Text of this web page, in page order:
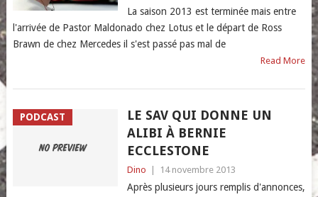
La saison 2013 est terminée mais entre
l'arrivée de Pastor Maldonado chez Lotus et le départ de Ross
Brawn de chez Mercedes il s'est passé pas mal de
Read More
PODCAST
LE SAV QUI DONNE UN
ALIBI À BERNIE
ECCLESTONE
Dino 14 novembre 2013
Après plusieurs jours remplis d'annonces,